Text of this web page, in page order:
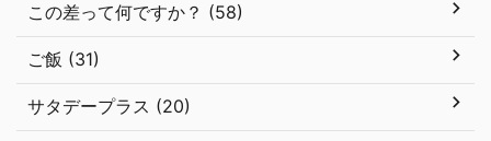
この差って何ですか？ (58)
ご飯 (31)
サタデープラス (20)